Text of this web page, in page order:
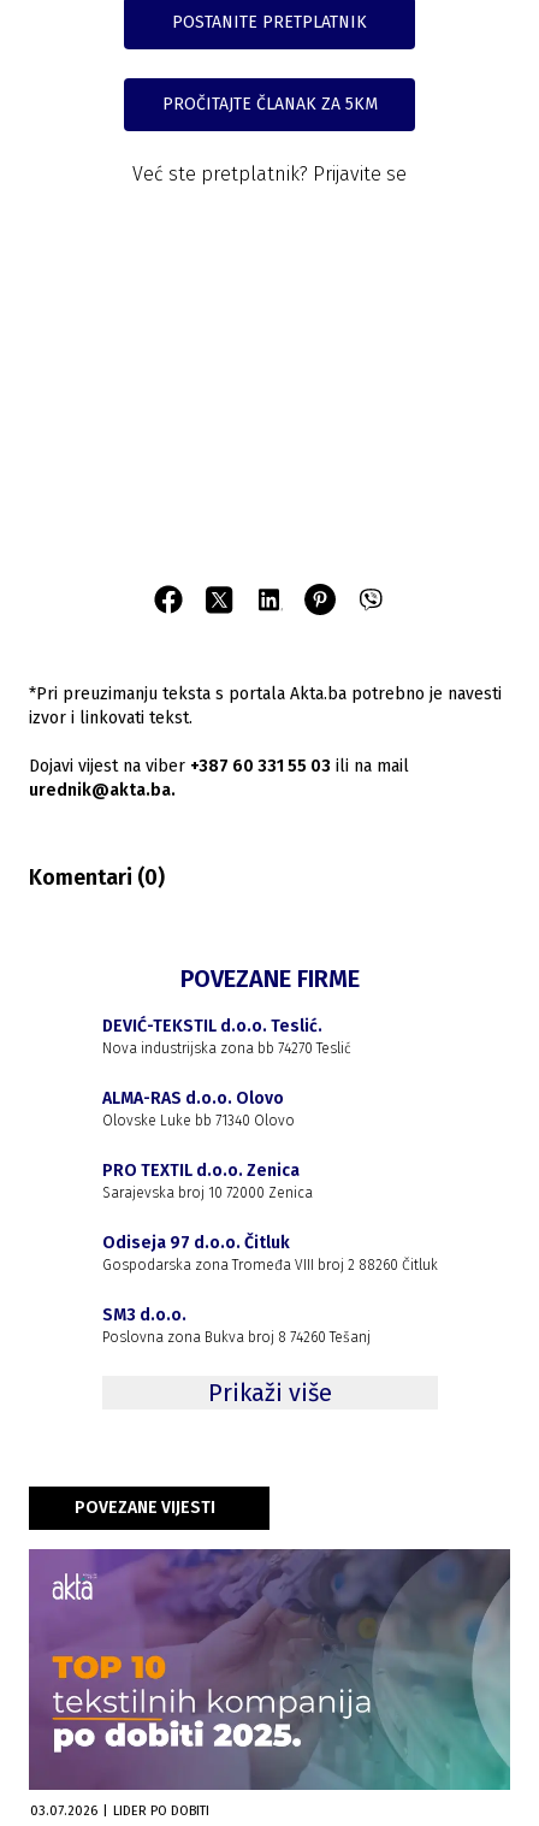
POSTANITE PRETPLATNIK
PROČITAJTE ČLANAK ZA 5KM
Već ste pretplatnik? Prijavite se
*Pri preuzimanju teksta s portala Akta.ba potrebno je navesti
izvor i linkovati tekst.
Dojavi vijest na viber +387 60 331 55 03 ili na mail
urednik@akta.ba.
Komentari (0)
POVEZANE FIRME
DEVIĆ-TEKSTIL d.o.o. Teslić.
Nova industrijska zona bb 74270 Teslić
ALMA-RAS d.o.o. Olovo
Olovske Luke bb 71340 Olovo
PRO TEXTIL d.o.o. Zenica
Sarajevska broj 10 72000 Zenica
Odiseja 97 d.o.o. Čitluk
Gospodarska zona Tromeđa VIII broj 2 88260 Čitluk
SM3 d.o.o.
Poslovna zona Bukva broj 8 74260 Tešanj
Prikaži više
POVEZANE VIJESTI
03.07.2026 LIDER PO DOBITI